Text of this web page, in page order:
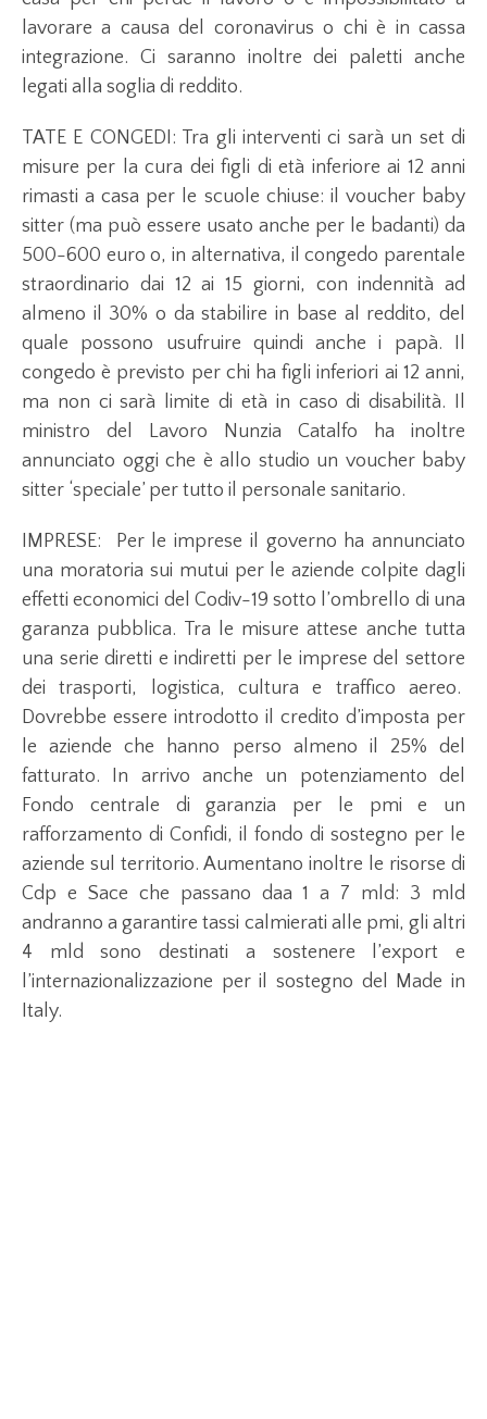
lavorare a causa del coronavirus o chi è in cassa
integrazione. Ci saranno inoltre dei paletti anche
legati alla soglia di reddito.
TATE E CONGEDI: Tra gli interventi ci sarà un set di
misure per la cura dei figli di età inferiore ai 12 anni
rimasti a casa per le scuole chiuse: il voucher baby
sitter (ma può essere usato anche per le badanti) da
500-600 euro o, in alternativa, il congedo parentale
straordinario dai 12 ai 15 giorni, con indennità ad
almeno il 30% o da stabilire in base al reddito, del
quale possono usufruire quindi anche i papà. Il
congedo è previsto per chi ha figli inferiori ai 12 anni,
ma non ci sarà limite di età in caso di disabilità. Il
ministro del Lavoro Nunzia Catalfo ha inoltre
annunciato oggi che è allo studio un voucher baby
sitter ‘speciale’ per tutto il personale sanitario.
IMPRESE: Per le imprese il governo ha annunciato
una moratoria sui mutui per le aziende colpite dagli
effetti economici del Codiv-19 sotto l’ombrello di una
garanza pubblica. Tra le misure attese anche tutta
una serie diretti e indiretti per le imprese del settore
dei trasporti, logistica, cultura e traffico aereo.
Dovrebbe essere introdotto il credito d’imposta per
le aziende che hanno perso almeno il 25% del
fatturato. In arrivo anche un potenziamento del
Fondo centrale di garanzia per le pmi e un
rafforzamento di Confidi, il fondo di sostegno per le
aziende sul territorio. Aumentano inoltre le risorse di
Cdp e Sace che passano daa 1 a 7 mld: 3 mld
andranno a garantire tassi calmierati alle pmi, gli altri
4 mld sono destinati a sostenere l’export e
l’internazionalizzazione per il sostegno del Made in
Italy.